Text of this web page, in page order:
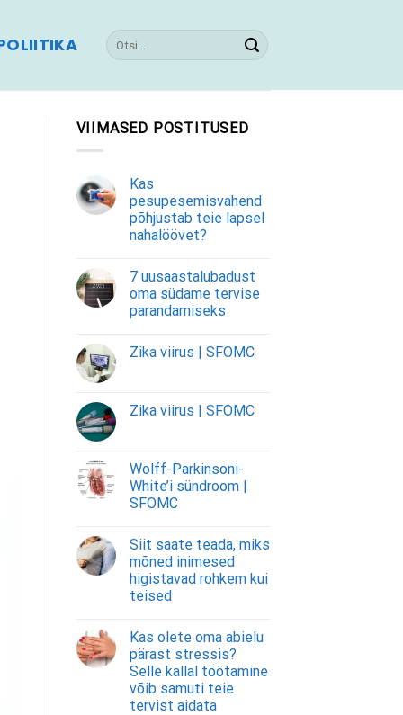
VIIMASED POSTITUSED
Kas
pesupesemisvahend
põhjustab teie lapsel
nahalöövet?
7 uusaastalubadust
oma südame tervise
parandamiseks
Zika viirus | SFOMC
Zika viirus | SFOMC
Wolff-Parkinsoni-
White’i sündroom |
SFOMC
Siit saate teada, miks
mõned inimesed
higistavad rohkem kui
teised
Kas olete oma abielu
pärast stressis?
Selle kallal töötamine
võib samuti teie
tervist aidata